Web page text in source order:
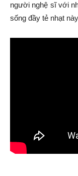
người nghệ sĩ với
sống đầy tẻ nhạt